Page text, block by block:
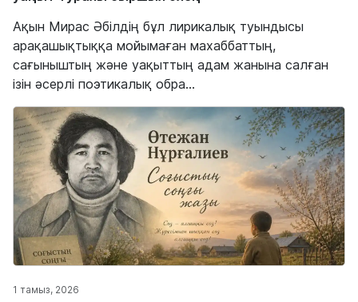
Ақын Мирас Әбілдің бұл лирикалық туындысы
арақашықтыққа мойымаған махаббаттың,
сағыныштың және уақыттың адам жанына салған
ізін әсерлі поэтикалық обра...
1 тамыз, 2026